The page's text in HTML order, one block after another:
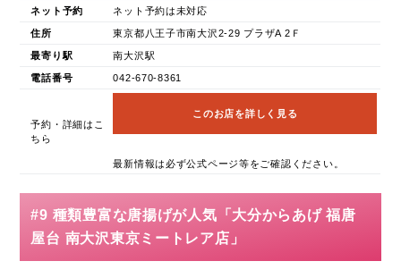
ネット予約 ネット予約は未対応
住所 東京都八王子市南大沢2-29 プラザA 2Ｆ
最寄り駅 南大沢駅
電話番号 042-670-8361
予約・詳細はこ
ちら
このお店を詳しく見る
最新情報は必ず公式ページ等をご確認ください。
#9 種類豊富な唐揚げが人気「大分からあげ 福唐
屋台 南大沢東京ミートレア店」